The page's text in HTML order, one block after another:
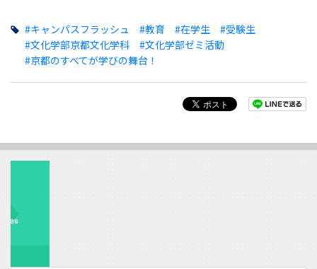
#キャンパスフラッシュ #教育 #在学生
#受験生
#文化学部京都文化学科
#文化学部ゼミ活動
#京都のすべてが学びの舞台！